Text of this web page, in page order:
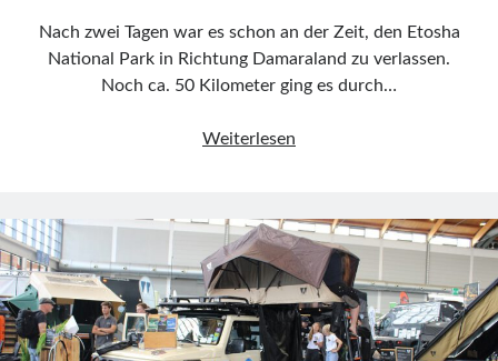
Nach zwei Tagen war es schon an der Zeit, den Etosha
National Park in Richtung Damaraland zu verlassen.
Noch ca. 50 Kilometer ging es durch…
Weiterlesen
Auf
Tour
durch
Damaraland
–
Felsenmalereien